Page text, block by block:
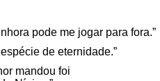
pode me jogar para fora.”
de eternidade.”
mandou foi